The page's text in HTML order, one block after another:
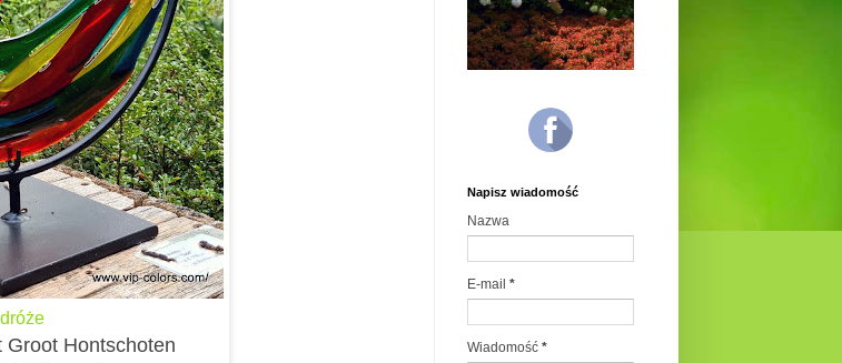
Groot Hontschoten
Napisz wiadomość
Nazwa
E-mail *
Wiadomość *